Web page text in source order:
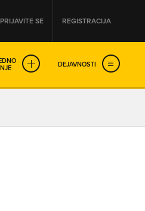
PRIJAVITE SE REGISTRACIJA
DEJAVNOSTI